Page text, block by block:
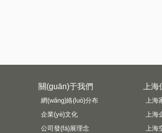
關(guān)于我們
網(wǎng)絡(luò)分布
企業(yè)文化
公司發(fā)展理念
上
上海
上海
上海